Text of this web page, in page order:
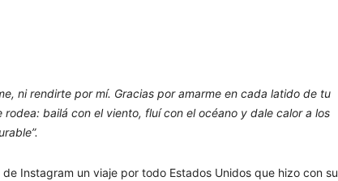
ni rendirte por mí. Gracias por amarme en cada latido de tu
bailá con el viento, fluí con el océano y dale calor a los
Instagram un viaje por todo Estados Unidos que hizo con su